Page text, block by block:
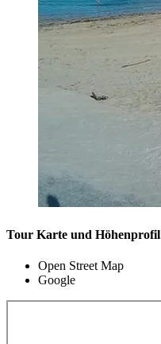
Tour Karte und Höhenprofil
Open Street Map
Google